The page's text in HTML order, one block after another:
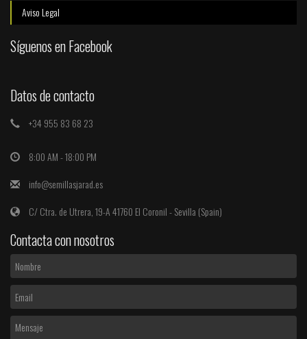
Aviso Legal
Síguenos en Facebook
Datos de contacto
+34 955 83 68 23
8:00 AM - 18:00 PM
info@semillasjarad.es
C/ Ctra. de Utrera, 19-A 41760 El Coronil - Sevilla (Spain)
Contacta con nosotros